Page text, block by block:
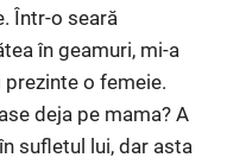
Într-o seară
în geamuri, mi-a
o femeie.
deja pe mama? A
sufletul lui, dar asta